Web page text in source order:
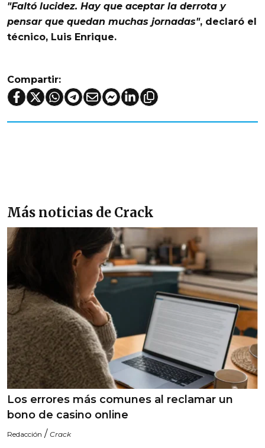
"Faltó lucidez. Hay que aceptar la derrota y
pensar que quedan muchas jornadas", declaró el
técnico, Luis Enrique.
Compartir:
Más noticias de Crack
Los errores más comunes al reclamar un
bono de casino online
Redacción / Crack